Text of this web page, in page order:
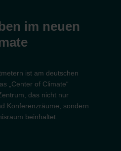
im neuen
ist am deutschen
„Center of Climate“
das nicht nur
Konferenzräume, sondern
beinhaltet.